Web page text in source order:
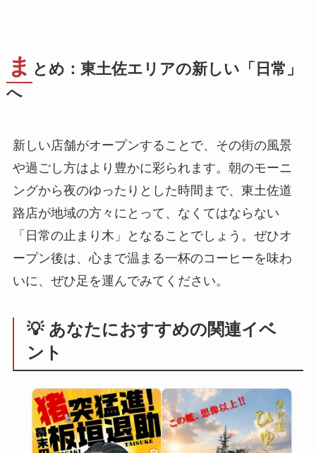
ま とめ：東土佐エリアの新しい「日常」
へ
新しい店舗がオープンすることで、その街の風景
や過ごし方はより豊かに彩られます。朝のモーニ
ングから夜のゆったりとした時間まで、東土佐道
路店が地域の方々にとって、なくてはならない
「日常の止まり木」となることでしょう。ぜひオ
ープン後は、心まで温まる一杯のコーヒーを味わ
いに、ぜひ足を運んでみてください。
💡 あなたにおすすめの関連イベ
ント